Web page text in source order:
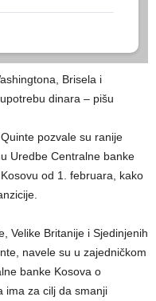
Brisela i
dinara – pišu
pozvale su ranije
Uredbe Centralne banke
od 1. februara, kako
Velike Britanije i Sjedinjenih
navele su u zajedničkom
banke Kosova o
ima za cilj da smanji